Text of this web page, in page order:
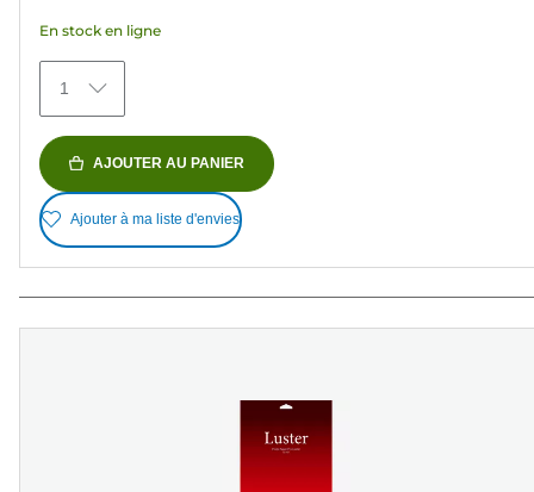
72
avis
En stock en ligne
1
AJOUTER AU PANIER
Ajouter à ma liste d'envies